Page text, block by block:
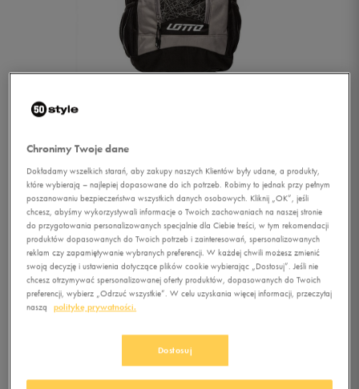
LOTTO PLECAK ZHERO
GRAVITY II
0.0 (0 )
39,99złz Vat
+ 200 PKT WKLUBIE 50 STYLE
Produkt niedostępny
Chronimy Twoje dane
Dokładamy wszelkich starań, aby zakupy naszych Klientów były udane, a produkty,
które wybierają – najlepiej dopasowane do ich potrzeb. Robimy to jednak przy pełnym
poszanowaniu bezpieczeństwa wszystkich danych osobowych. Kliknij „OK”, jeśli
chcesz, abyśmy wykorzystywali informacje o Twoich zachowaniach na naszej stronie
do przygotowania personalizowanych specjalnie dla Ciebie treści, w tym rekomendacji
produktów dopasowanych do Twoich potrzeb i zainteresowań, spersonalizowanych
reklam czy zapamiętywanie wybranych preferencji. W każdej chwili możesz zmienić
swoją decyzję i ustawienia dotyczące plików cookie wybierając „Dostosuj”. Jeśli nie
chcesz otrzymywać spersonalizowanej oferty produktów, dopasowanych do Twoich
preferencji, wybierz „Odrzuć wszystkie”. W celu uzyskania więcej informacji, przeczytaj
naszą politykę prywatności.
Dostosuj